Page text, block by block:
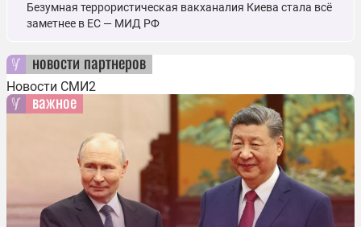
Безумная террористическая вакханалия Киева стала всё
заметнее в ЕС — МИД РФ
новости партнеров
Новости СМИ2
важное